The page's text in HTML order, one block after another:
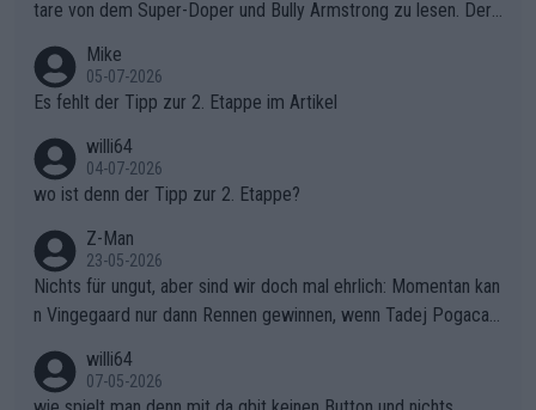
war das Loch zu Niewiadoma bereits zu groß, um es im Allein
en.Teurer Sekundenpoker: Die Quittung sind nun 15 Sekunden
Rückstand im Gesamtklassement – ein Polster, das Niewiado
gibt. Diese Etappe wird sicher als der psychologische Wendep
unkt dieser Tour in die Geschichte eingehen. Wenn man bei so
einem harten Aufstieg einmal den Moment verpasst und der K
onkurrentin die "zweite Luft" schenkt, ist der Schaden am Ber
g kaum noch zu reparieren.Vor uns liegt nun das große Finale R
ichtung Nizza. Niewiadoma hat psychologisch Oberwasser, ab
er SD Worx und Vollering müssen jetzt All-In gehen. (gregman
n)
tare von dem Super-Doper und Bully Armstrong zu lesen. Der
r die gehört nicht in dieses Medium!
Mike
05-07-2026
Es fehlt der Tipp zur 2. Etappe im Artikel
willi64
04-07-2026
wo ist denn der Tipp zur 2. Etappe?
Z-Man
23-05-2026
Nichts für ungut, aber sind wir doch mal ehrlich: Momentan kan
n Vingegaard nur dann Rennen gewinnen, wenn Tadej Pogacar
willi64
07-05-2026